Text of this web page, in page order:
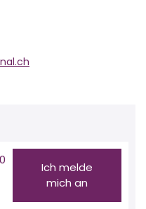
Ich melde
mich an